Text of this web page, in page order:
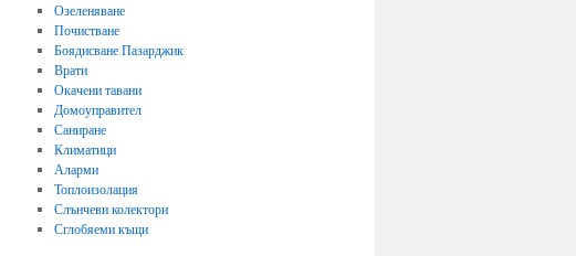
Озеленяване
Почистване
Боядисване Пазарджик
Врати
Окачени тавани
Домоуправител
Саниране
Климатици
Аларми
Топлоизолация
Слънчеви колектори
Сглобяеми къщи